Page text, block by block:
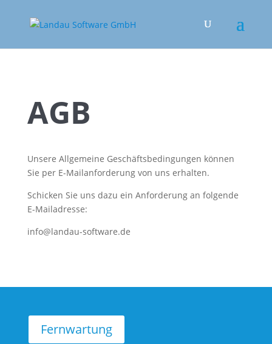
AGB
Unsere Allgemeine Geschäftsbedingungen können
Sie per E-Mailanforderung von uns erhalten.
Schicken Sie uns dazu ein Anforderung an folgende
E-Mailadresse:
info@landau-software.de
Fernwartung